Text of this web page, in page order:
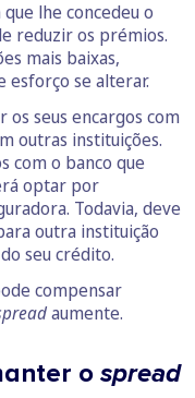
lhe concedeu o
reduzir os prémios.
mais baixas,
esforço se alterar.
seus encargos com
outras instituições.
com o banco que
optar por
Todavia, deve
outra instituição
do seu crédito.
compensar
aumente.
o spread